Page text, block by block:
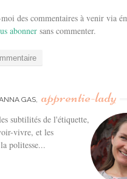
des commentaires à venir via
abonner sans commenter.
GAS, apprentie-lady
subtilités de l'étiquette,
vivre, et les
politesse...